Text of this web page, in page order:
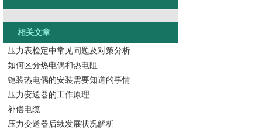
相关文章
压力表检定中常见问题及对策分析
如何区分热电偶和热电阻
铠装热电偶的安装需要知道的事情
压力变送器的工作原理
补偿电缆
压力变送器后续发展状况解析